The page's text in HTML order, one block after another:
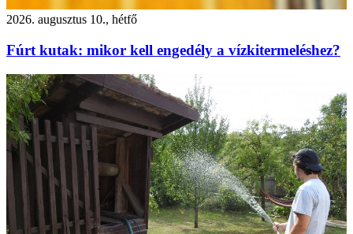
2026. augusztus 10., hétfő
Fúrt kutak: mikor kell engedély a vízkitermeléshez?